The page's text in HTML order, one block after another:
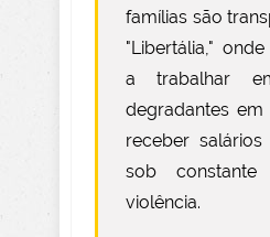
famílias são
"Libertália,"
a trabalhar
degradantes
receber
sob
violência.